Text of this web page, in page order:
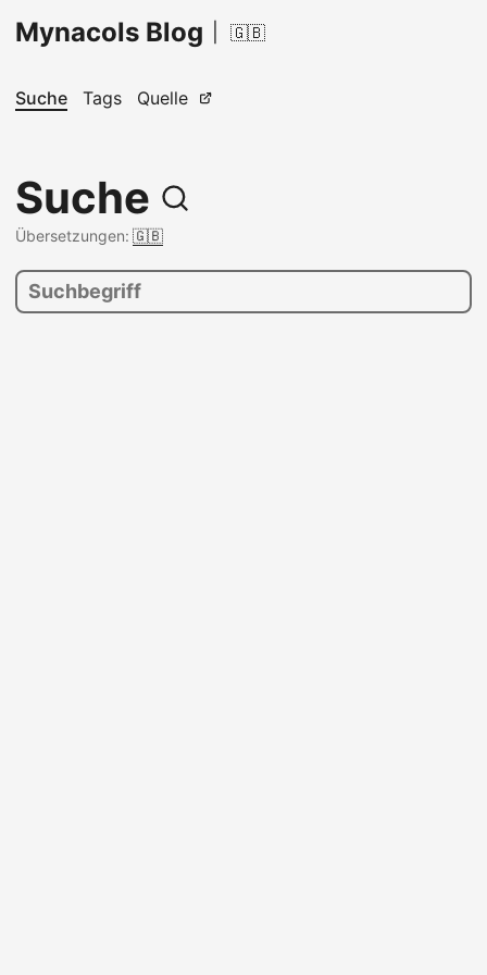
Mynacols Blog 🇬🇧
Suche Tags Quelle
Suche
Übersetzungen: 🇬🇧